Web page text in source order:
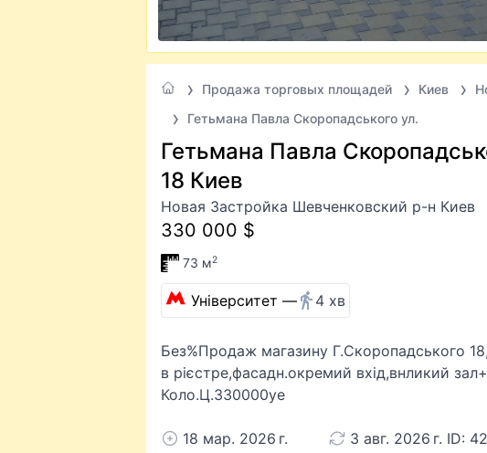
Продажа торговых площадей Киев
Гетьмана Павла Скоропадського ул.
Гетьмана Павла
18 Киев
Новая Застройка Шевченковский р-н Киев
330 000 $
73 м2
Університет — 4 хв
Без%Продаж магазину Г.Скоропадського
в рієстре,фасадн.окремий вхід,внликий
Коло.Ц.330000уе
18 мар. 2026 г. 3 авг. 2026 г. ID: